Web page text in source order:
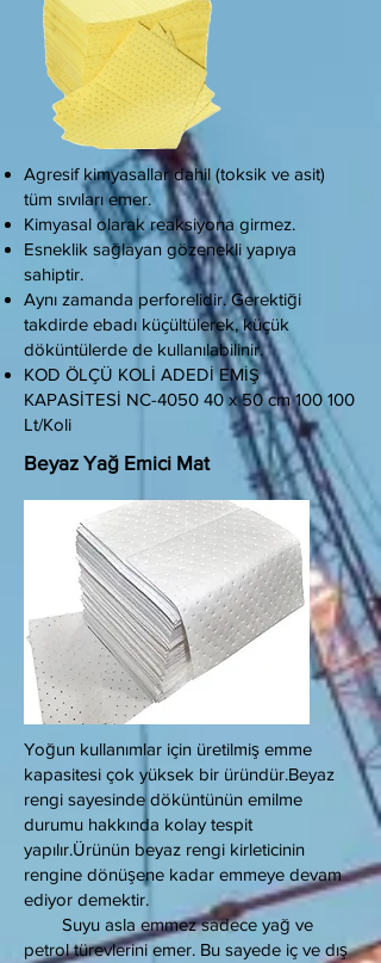
Agresif kimyasallar dahil (toksik ve asit)
tüm sıvıları emer.
Kimyasal olarak reaksiyona girmez.
Esneklik sağlayan gözenekli yapıya
sahiptir.
Aynı zamanda perforelidir. Gerektiği
takdirde ebadı küçültülerek, küçük
döküntülerde de kullanılabilinir.
KOD ÖLÇÜ KOLİ ADEDİ EMİŞ
KAPASİTESİ NC-4050 40 x 50 cm 100 100
Lt/Koli
Beyaz Yağ Emici Mat
Yoğun kullanımlar için üretilmiş emme
kapasitesi çok yüksek bir üründür.Beyaz
rengi sayesinde döküntünün emilme
durumu hakkında kolay tespit
yapılır.Ürünün beyaz rengi kirleticinin
rengine dönüşene kadar emmeye devam
ediyor demektir.
Suyu asla emmez sadece yağ ve
petrol türevlerini emer. Bu sayede iç ve dış